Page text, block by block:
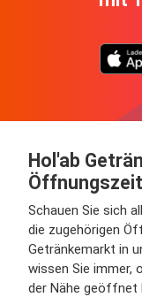
Hol'ab
Schauen Sie sich
die zugehörigen
Getränkemarkt in
wissen Sie immer,
der Nähe geöffnet